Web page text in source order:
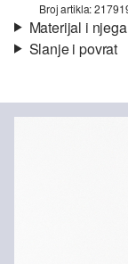
Broj artikla:
Materijal i njega
Materijal:
Nije
Nije
Slanje i povrat
Vaša će narudžba
Hrvatska pošta-a.